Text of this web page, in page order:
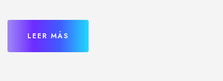
LEER MÁS